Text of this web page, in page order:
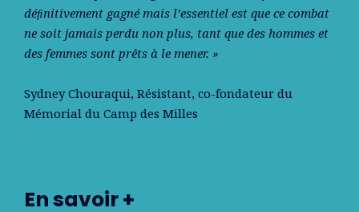
déﬁnitivement gagné mais l’essentiel est que ce combat
ne soit jamais perdu non plus, tant que des hommes et
des femmes sont prêts à le mener. »
Sydney Chouraqui, Résistant, co-fondateur du
Mémorial du Camp des Milles
En savoir +